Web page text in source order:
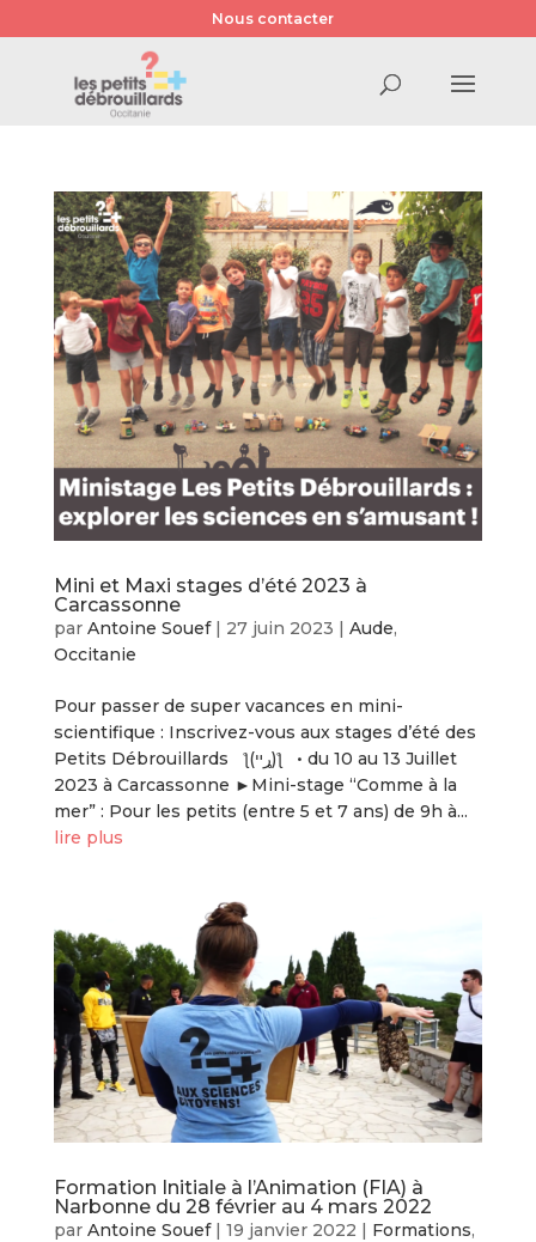
Nous contacter
Mini et Maxi stages d’été 2023 à
Carcassonne
par Antoine Souef| 27 juin 2023 | Aude,
Occitanie
Pour passer de super vacances en mini-
scientifique : Inscrivez-vous aux stages d’été des
Petits Débrouillards ƪ(ړײ)‎ƪ​​ • du 10 au 13 Juillet
2023 à Carcassonne ►Mini-stage “Comme à la
mer” : Pour les petits (entre 5 et 7 ans) de 9h à...
lire plus
Formation Initiale à l’Animation (FIA) à
Narbonne du 28 février au 4 mars 2022
par Antoine Souef| 19 janvier 2022 | Formations,